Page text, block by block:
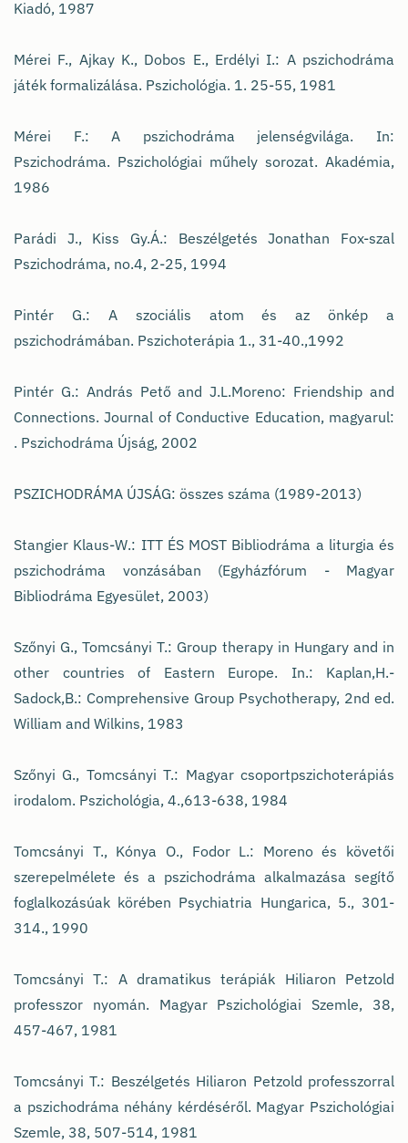
Kiadó, 1987
Mérei F., Ajkay K., Dobos E., Erdélyi I.: A pszichodráma
játék formalizálása. Pszichológia. 1. 25-55, 1981
Mérei F.: A pszichodráma jelenségvilága. In:
Pszichodráma. Pszichológiai műhely sorozat. Akadémia,
1986
Parádi J., Kiss Gy.Á.: Beszélgetés Jonathan Fox-szal
Pszichodráma, no.4, 2-25, 1994
Pintér G.: A szociális atom és az önkép a
pszichodrámában. Pszichoterápia 1., 31-40.,1992
Pintér G.: András Pető and J.L.Moreno: Friendship and
Connections. Journal of Conductive Education, magyarul:
. Pszichodráma Újság, 2002
PSZICHODRÁMA ÚJSÁG: összes száma (1989-2013)
Stangier Klaus-W.: ITT ÉS MOST Bibliodráma a liturgia és
pszichodráma vonzásában (Egyházfórum - Magyar
Bibliodráma Egyesület, 2003)
Szőnyi G., Tomcsányi T.: Group therapy in Hungary and in
other countries of Eastern Europe. In.: Kaplan,H.-
Sadock,B.: Comprehensive Group Psychotherapy, 2nd ed.
William and Wilkins, 1983
Szőnyi G., Tomcsányi T.: Magyar csoportpszichoterápiás
irodalom. Pszichológia, 4.,613-638, 1984
Tomcsányi T., Kónya O., Fodor L.: Moreno és követői
szerepelmélete és a pszichodráma alkalmazása segítő
foglalkozásúak körében Psychiatria Hungarica, 5., 301-
314., 1990
Tomcsányi T.: A dramatikus terápiák Hiliaron Petzold
professzor nyomán. Magyar Pszichológiai Szemle, 38,
457-467, 1981
Tomcsányi T.: Beszélgetés Hiliaron Petzold professzorral
a pszichodráma néhány kérdéséről. Magyar Pszichológiai
Szemle, 38, 507-514, 1981